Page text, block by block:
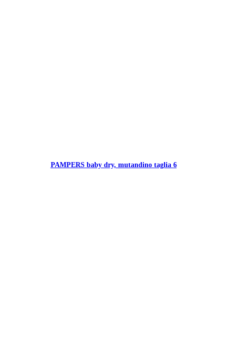
PAMPERS baby dry, mutandino taglia 6